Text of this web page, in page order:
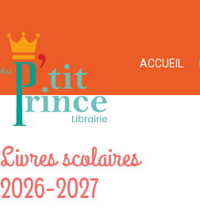
ACCUEIL
Livres scolaires
2026-2027